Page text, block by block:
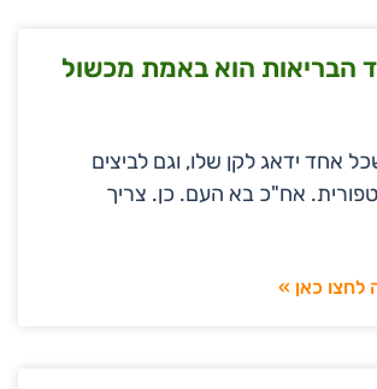
הבריאות הוא באמת מכשול
אחד ידאג לקן שלו, וגם לביצים
אח"כ בא העם. כן. צריך
כאן »